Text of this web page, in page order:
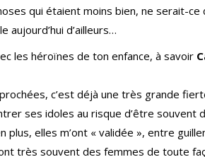
qui étaient moins bien, ne serait-ce
aujourd’hui d’ailleurs…
les héroïnes de ton enfance, à savoir
c’est déjà une très grande
ses idoles au risque d’être souvent
plus, elles m’ont « validée », entre
très souvent des femmes de toute